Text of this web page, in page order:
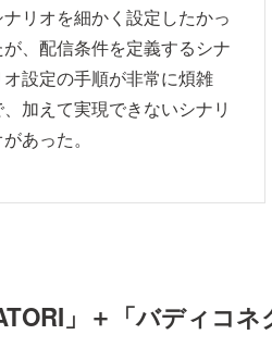
ナリオを細かく設定したかっ
が、配信条件を定義するシナ
オ設定の手順が非常に煩雑
、加えて実現できないシナリ
あった。
」＋「バディコ